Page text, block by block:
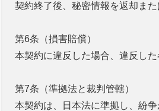
契約終了後、秘密情報を返却また
第6条（損害賠償）
本契約に違反した場合、違反し
第7条（準拠法と裁判管轄）
本契約は、日本法に準拠し、紛